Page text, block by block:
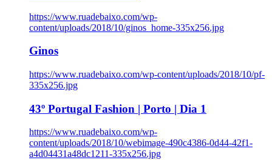
https://www.ruadebaixo.com/wp-
content/uploads/2018/10/ginos_home-335x256.jpg
Ginos
https://www.ruadebaixo.com/wp-content/uploads/2018/10/pf-
335x256.jpg
43º Portugal Fashion | Porto | Dia 1
https://www.ruadebaixo.com/wp-
content/uploads/2018/10/webimage-490c4386-0d44-42f1-
a4d04431a48dc1211-335x256.jpg